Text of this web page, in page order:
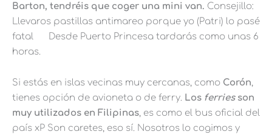
Barton, tendréis que coger una mini van. Consejillo:
Llevaros pastillas antimareo porque yo (Patri) lo pasé
fatal
Desde Puerto Princesa tardarás como unas 6
horas.
Si estás en islas vecinas muy cercanas, como Corón,
tienes opción de avioneta o de ferry. Los ferriesson
muy utilizados en Filipinas, es como el bus oficial del
país xP Son caretes, eso sí. Nosotros lo cogimos y